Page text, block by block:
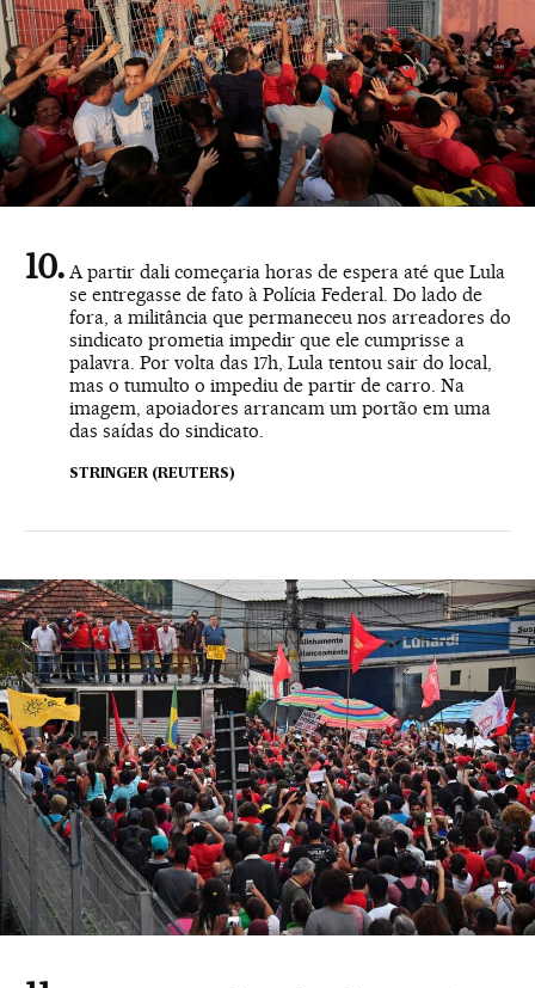
A partir dali começaria horas de espera até que Lula
se entregasse de fato à Polícia Federal. Do lado de
fora, a militância que permaneceu nos arreadores do
sindicato prometia impedir que ele cumprisse a
palavra. Por volta das 17h, Lula tentou sair do local,
mas o tumulto o impediu de partir de carro. Na
imagem, apoiadores arrancam um portão em uma
das saídas do sindicato.
STRINGER (REUTERS)